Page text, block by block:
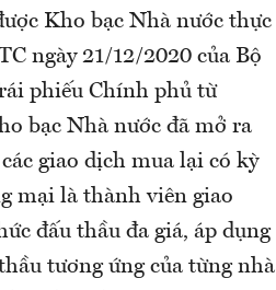
Kho bạc Nhà nước thực
ngày 21/12/2020 của Bộ
phiếu Chính phủ từ
bạc Nhà nước đã mở ra
giao dịch mua lại có kỳ
mại là thành viên giao
đấu thầu đa giá, áp dụng
tương ứng của từng nhà